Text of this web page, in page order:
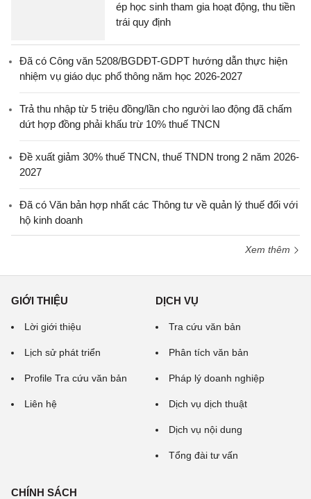
ép học sinh tham gia hoạt động, thu tiền
trái quy định
Đã có Công văn 5208/BGDĐT-GDPT hướng dẫn thực hiện
nhiệm vụ giáo dục phổ thông năm học 2026-2027
Trả thu nhập từ 5 triệu đồng/lần cho người lao động đã chấm
dứt hợp đồng phải khấu trừ 10% thuế TNCN
Đề xuất giảm 30% thuế TNCN, thuế TNDN trong 2 năm 2026-
2027
Đã có Văn bản hợp nhất các Thông tư về quản lý thuế đối với
hộ kinh doanh
Xem thêm
GIỚI THIỆU
Lời giới thiệu
Lịch sử phát triển
Profile Tra cứu văn bản
Liên hệ
DỊCH VỤ
Tra cứu văn bản
Phân tích văn bản
Pháp lý doanh nghiệp
Dịch vụ dịch thuật
Dịch vụ nội dung
Tổng đài tư vấn
CHÍNH SÁCH